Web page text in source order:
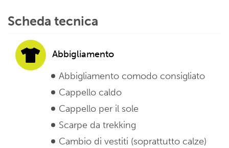
Scheda tecnica
Abbigliamento
Abbigliamento comodo consigliato
Cappello caldo
Cappello per il sole
Scarpe da trekking
Cambio di vestiti (soprattutto calze)